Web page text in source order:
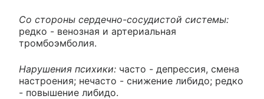
Со стороны сердечно-сосудистой системы:
редко - венозная и артериальная
тромбоэмболия.
Нарушения психики: часто - депрессия, смена
настроения; нечасто - снижение либидо; редко
- повышение либидо.